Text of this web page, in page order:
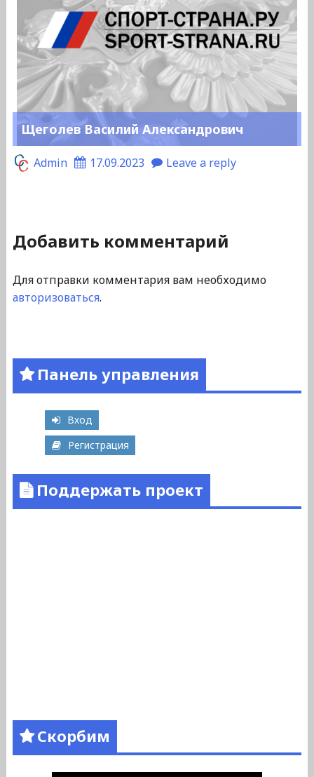
Щеголев Василий Александрович
Admin 17.09.2023 Leave a reply
Добавить комментарий
Для отправки комментария вам необходимо
авторизоваться.
Панель управления
Вход
Регистрация
Поддержать проект
Скорбим